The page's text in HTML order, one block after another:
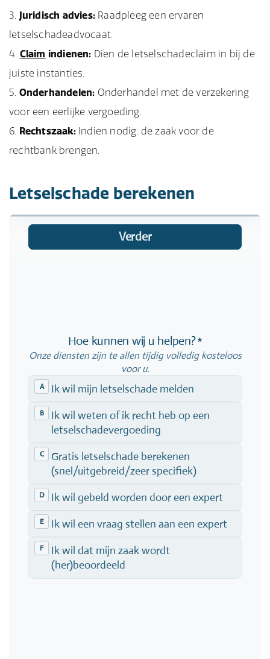
Juridisch advies: Raadpleeg een ervaren
letselschadeadvocaat.
Claim indienen: Dien de letselschadeclaim in bij de
juiste instanties.
Onderhandelen: Onderhandel met de verzekering
voor een eerlijke vergoeding.
Rechtszaak:Indien nodig, de zaak voor de
rechtbank brengen.
Letselschade berekenen